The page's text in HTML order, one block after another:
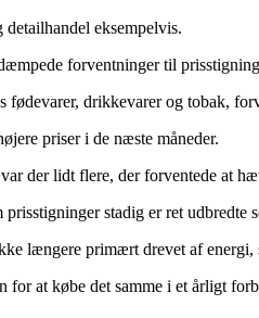
eksempelvis.
forventninger til
drikkevarer og tobak,
priser i de næste måneder.
der lidt flere, der forventede at
stadig er ret udbredte
længere primært drevet af
at købe det samme i et årligt